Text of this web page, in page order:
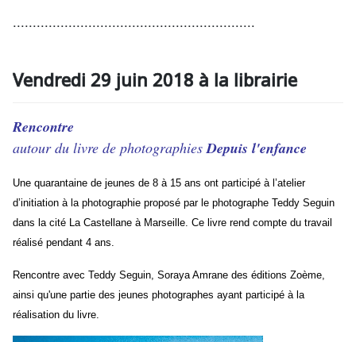
.............................................................
Vendredi 29 juin 2018 à la librairie
Rencontre
autour du livre de photographiesDepuis l'enfance
Une quarantaine de jeunes de 8 à 15 ans ont participé à l’atelier
d’initiation à la photographie proposé par le photographe Teddy Seguin
dans la cité La Castellane à Marseille. Ce livre rend compte du travail
réalisé pendant 4 ans.
Rencontre avec Teddy Seguin, Soraya Amrane des éditions Zoème,
ainsi qu'une partie des jeunes photographes ayant participé à la
réalisation du livre.